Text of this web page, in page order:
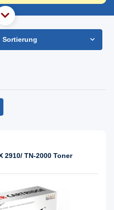
Sortierung
2910/ TN-2000 Toner